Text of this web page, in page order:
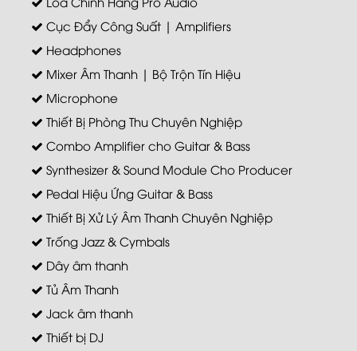
Cục Đẩy Công Suất | Amplifiers
Headphones
Mixer Âm Thanh | Bộ Trộn Tín Hiệu
Microphone
Thiết Bị Phòng Thu Chuyên Nghiệp
Combo Amplifier cho Guitar & Bass
Synthesizer & Sound Module Cho Producer
Pedal Hiệu Ứng Guitar & Bass
Thiết Bị Xử Lý Âm Thanh Chuyên Nghiệp
Trống Jazz & Cymbals
Dây âm thanh
Tủ Âm Thanh
Jack âm thanh
Thiết bị DJ